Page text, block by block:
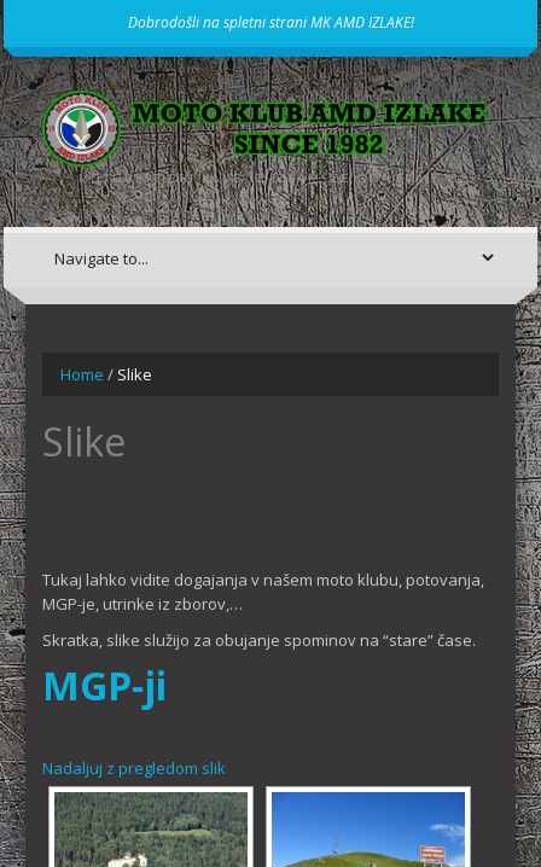
Dobrodošli na spletni strani MK AMD IZLAKE!
MOTORISTIČNI KLUB IZ IZLAK, ŽE OD LETA 1982
Home / Slike
Slike
Tukaj lahko vidite dogajanja v našem moto klubu, potovanja,
MGP-je, utrinke iz zborov,…
Skratka, slike služijo za obujanje spominov na “stare” čase.
MGP-ji
Nadaljuj z pregledom slik